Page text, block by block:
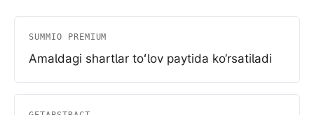
SUMMIO PREMIUM
Amaldagi shartlar toʻlov paytida ko‘rsatiladi